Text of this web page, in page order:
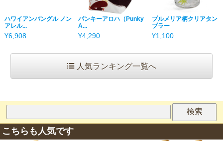
ハワイアンバングル ノン
アレル...
¥6,908
パンキーアロハ（Punky
A...
¥4,290
プルメリア柄クリアタン
ブラー
¥1,100
人気ランキング一覧へ
こちらも人気です